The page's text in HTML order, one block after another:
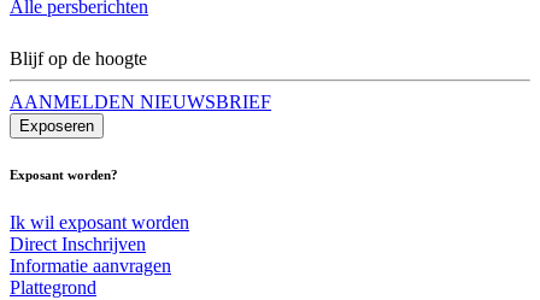
Alle persberichten
Blijf op de hoogte
AANMELDEN NIEUWSBRIEF
Exposeren
Exposant worden?
Ik wil exposant worden
Direct Inschrijven
Informatie aanvragen
Plattegrond